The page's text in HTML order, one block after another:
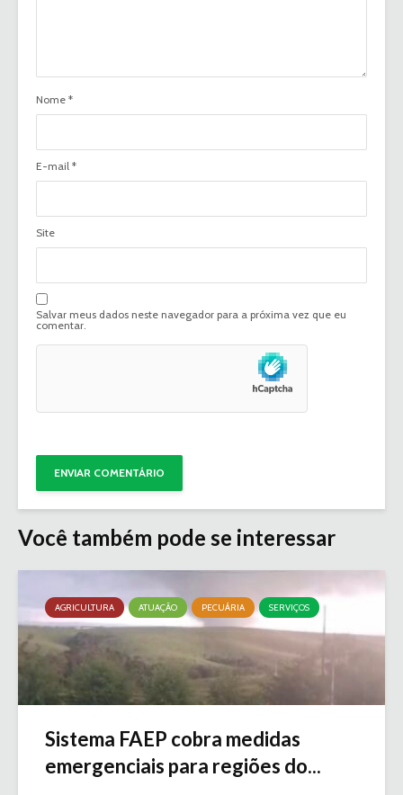
Nome *
E-mail *
Site
Salvar meus dados neste navegador para a próxima vez que eu
comentar.
Você também pode se interessar
AGRICULTURA ATUAÇÃO PECUÁRIA SERVIÇOS
Sistema FAEP cobra medidas
emergenciais para regiões do...